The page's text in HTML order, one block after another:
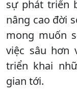
sự phát triển
nâng cao đời
mong muốn
việc sâu hơn
triển khai
gian tới.